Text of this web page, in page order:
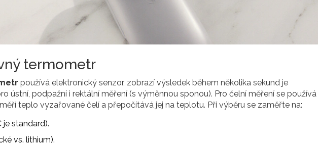
termometr
používá elektronický senzor, zobrazí výsledek během několika sekund je
ústní, podpažní i rektální měření (s výměnnou sponou). Pro čelní měření se používá
měří teplo vyzařované čelí a přepočítává jej na teplotu. Při výběru se zaměřte na:
je standard).
vs. lithium).